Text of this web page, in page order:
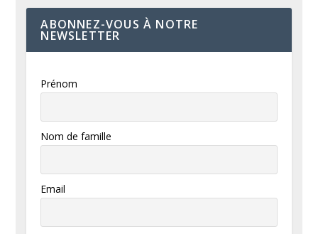
ABONNEZ-VOUS À NOTRE
NEWSLETTER
Prénom
Nom de famille
Email